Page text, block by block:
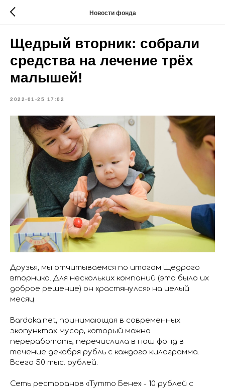
Новости фонда
Щедрый вторник: собрали
средства на лечение трёх
малышей!
2022-01-25 17:02
Друзья, мы отчитываемся по итогам Щедрого
вторника. Для нескольких компаний (это было их
доброе решение) он «растянулся» на целый
месяц.
Bardaka.net, принимающая в современных
экопунктах мусор, который можно
переработать, перечислила в наш фонд в
течение декабря рубль с каждого килограмма.
Всего 50 тыс. рублей.
Сеть ресторанов «Тутто Бене» - 10 рублей с